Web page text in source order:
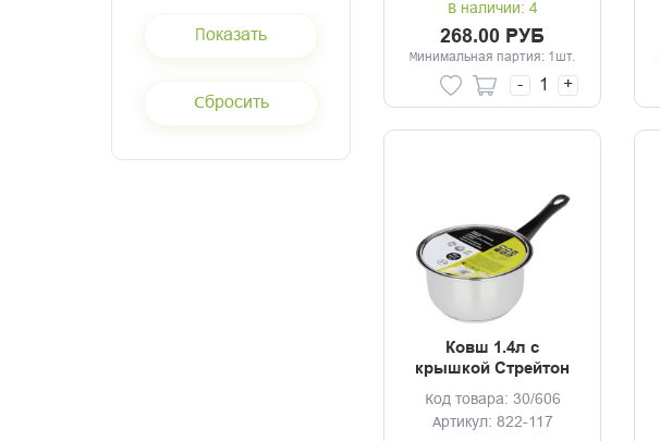
В наличии: 4
268.00 РУБ
Минимальная партия: 1шт.
- +
Ковш 1.4л с
крышкой Стрейтон
Код товара: 30/606
Артикул: 822-117